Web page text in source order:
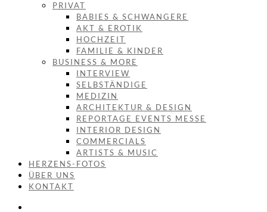
PRIVAT
BABIES & SCHWANGERE
AKT & EROTIK
HOCHZEIT
FAMILIE & KINDER
BUSINESS & MORE
INTERVIEW
SELBSTÄNDIGE
MEDIZIN
ARCHITEKTUR & DESIGN
REPORTAGE EVENTS MESSE
INTERIOR DESIGN
COMMERCIALS
ARTISTS & MUSIC
HERZENS-FOTOS
ÜBER UNS
KONTAKT